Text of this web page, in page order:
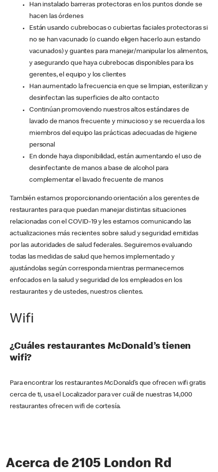
Han instalado barreras protectoras en los puntos donde se
hacen las órdenes
Están usando cubrebocas o cubiertas faciales protectoras si
no se han vacunado (o cuando eligen hacerlo aun estando
vacunados) y guantes para manejar/manipular los alimentos,
y asegurando que haya cubrebocas disponibles para los
gerentes, el equipo y los clientes
Han aumentado la frecuencia en que se limpian, esterilizan y
desinfectan las superficies de alto contacto
Continúan promoviendo nuestros altos estándares de
lavado de manos frecuente y minucioso y se recuerda a los
miembros del equipo las prácticas adecuadas de higiene
personal
En donde haya disponibilidad, están aumentando el uso de
desinfectante de manos a base de alcohol para
complementar el lavado frecuente de manos
También estamos proporcionando orientación a los gerentes de
restaurantes para que puedan manejar distintas situaciones
relacionadas con el COVID-19 y les estamos comunicando las
actualizaciones más recientes sobre salud y seguridad emitidas
por las autoridades de salud federales. Seguiremos evaluando
todas las medidas de salud que hemos implementado y
ajustándolas según corresponda mientras permanecemos
enfocados en la salud y seguridad de los empleados en los
restaurantes y de ustedes, nuestros clientes.
Wifi
¿Cuáles restaurantes McDonald’s tienen
wifi?
Para encontrar los restaurantes McDonald’s que ofrecen wifi gratis
cerca de ti, usa el Localizador para ver cuál de nuestras 14,000
restaurantes ofrecen wifi de cortesía.
Acerca de 2105 London Rd